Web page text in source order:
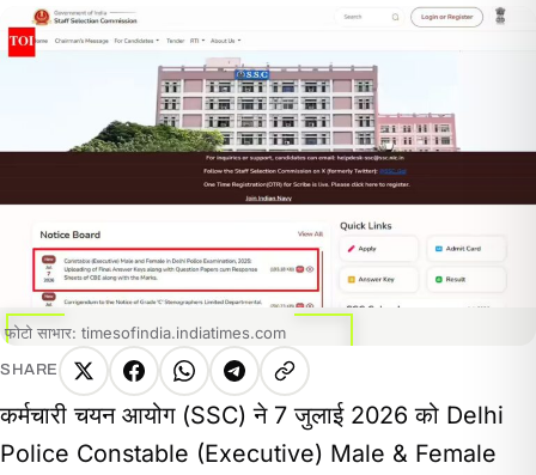
फोटो साभार: timesofindia.indiatimes.com
SHARE
X FacebookWhatsApp
Telegram
Copy
link
कर्मचारी चयन आयोग (SSC) ने 7 जुलाई 2026 को Delhi
Police Constable (Executive) Male & Female